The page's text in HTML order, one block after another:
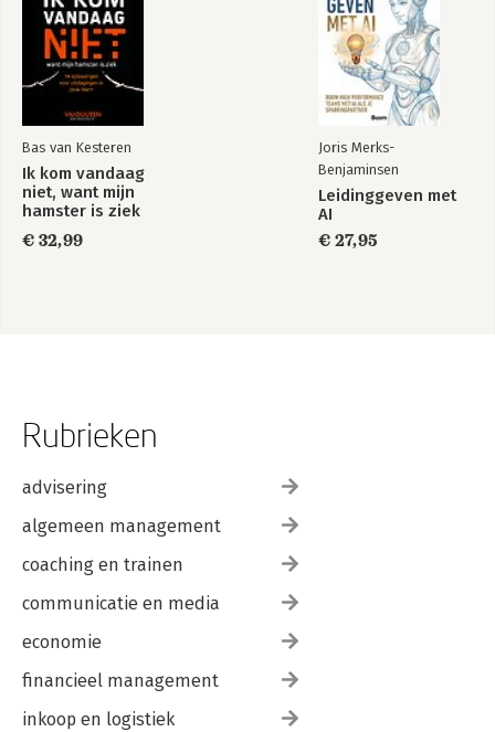
6.6 Van transformatie tot implementatie 100
7 Implementatieagenda waardegedreven zorg 101
7.1 Implementatieagenda 104
8 Samenvatting 111
Nawoord 115
Literatuur 117
Auteurs 123
Bas van Kesteren
Ik kom vandaag
niet, want mijn
hamster is ziek
€ 32,99
Joris Merks-
Benjaminsen
Leidinggeven met
AI
€ 27,95
Rubrieken
advisering
algemeen management
coaching en trainen
communicatie en media
economie
financieel management
inkoop en logistiek